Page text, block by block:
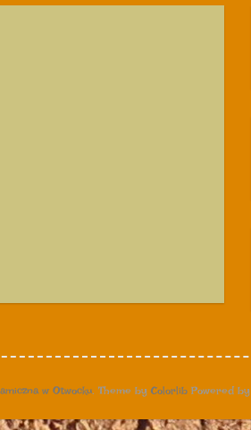
w Otwocku. Theme byColorlib Powered by